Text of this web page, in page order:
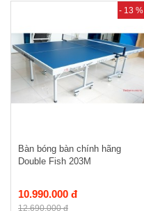
- 13 %
Bàn bóng bàn chính hãng
Double Fish 203M
10.990.000 đ
12.690.000 đ